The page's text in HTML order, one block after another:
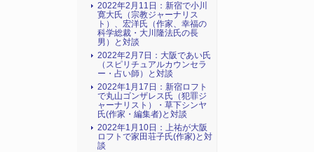
2022年2月11日：新宿で小川
寛大氏（宗教ジャーナリス
ト）、宏洋氏（作家、幸福の
科学総裁・大川隆法氏の長
男）と対談
2022年2月7日：大阪であい氏
（スピリチュアルカウンセラ
ー・占い師）と対談
2022年1月17日：新宿ロフト
で丸山ゴンザレス氏（犯罪ジ
ャーナリスト）・草下シンヤ
氏(作家・編集者)と対談
2022年1月10日：上祐が大阪
ロフトで家田荘子氏(作家)と対
談